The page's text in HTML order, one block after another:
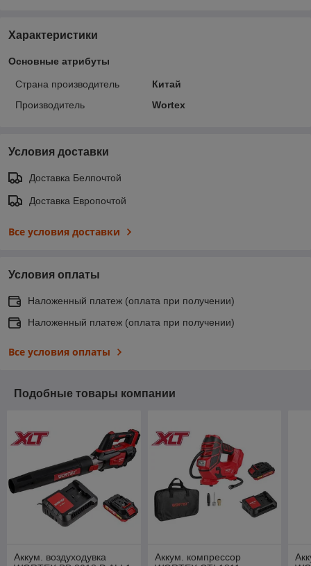
Характеристики
Основные атрибуты
Страна производитель
Китай
Производитель
Wortex
Условия доставки
Доставка Белпочтой
Доставка Европочтой
Все условия доставки
Условия оплаты
Наложенный платеж (оплата при получении)
Наложенный платеж (оплата при получении)
Все условия оплаты
Подобные товары компании
Аккум. воздуходувка
Аккум. компрессор